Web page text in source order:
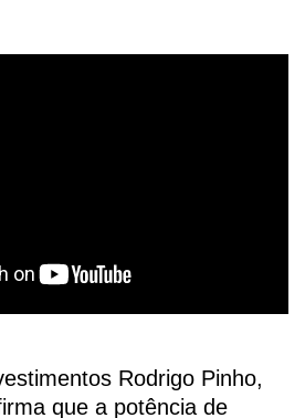
Rodrigo Pinho,
que a potência de